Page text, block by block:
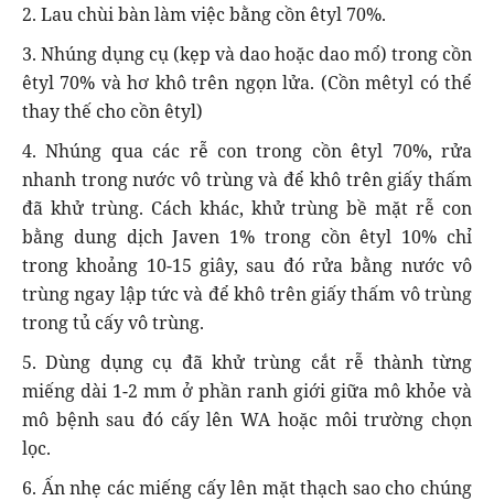
2. Lau chùi bàn làm việc bằng cồn êtyl 70%.
3. Nhúng dụng cụ (kẹp và dao hoặc dao mổ) trong cồn
êtyl 70% và hơ khô trên ngọn lửa. (Cồn mêtyl có thể
thay thế cho cồn êtyl)
4. Nhúng qua các rễ con trong cồn êtyl 70%, rửa
nhanh trong nước vô trùng và để khô trên giấy thấm
đã khử trùng. Cách khác, khử trùng bề mặt rễ con
bằng dung dịch Javen 1% trong cồn êtyl 10% chỉ
trong khoảng 10-15 giây, sau đó rửa bằng nước vô
trùng ngay lập tức và để khô trên giấy thấm vô trùng
trong tủ cấy vô trùng.
5. Dùng dụng cụ đã khử trùng cắt rễ thành từng
miếng dài 1-2 mm ở phần ranh giới giữa mô khỏe và
mô bệnh sau đó cấy lên WA hoặc môi trường chọn
lọc.
6. Ấn nhẹ các miếng cấy lên mặt thạch sao cho chúng